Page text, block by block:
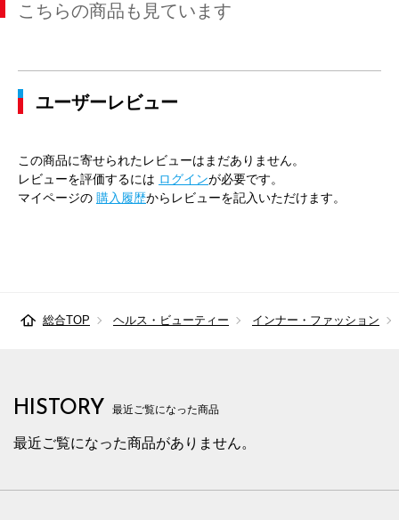
こちらの商品も見ています
ユーザーレビュー
この商品に寄せられたレビューはまだありません。
レビューを評価するには ログインが必要です。
マイページの 購入履歴からレビューを記入いただけます。
総合TOP ヘルス・ビューティー インナー・ファッション
HISTORY 最近ご覧になった商品
最近ご覧になった商品がありません。